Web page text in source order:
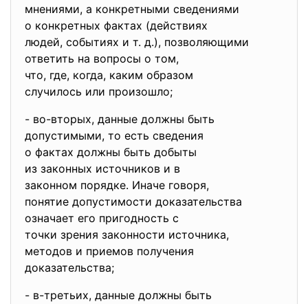
мнениями, а конкретными сведениями
о конкретных фактах (действиях
людей, событиях и т. д.), позволяющими
ответить на вопросы о том,
что, где, когда, каким образом
случилось или произошло;
- во-вторых, данные должны быть
допустимыми, то есть сведения
о фактах должны быть добыты
из законных источников и в
законном порядке. Иначе говоря,
понятие допустимости доказательства
означает его пригодность с
точки зрения законности источника,
методов и приемов получения
доказательства;
- в-третьих, данные должны быть